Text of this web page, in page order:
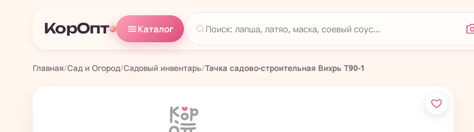
КорОпт Каталог
Главная/Сад и Огород/Садовый инвентарь/Тачка садово-строительная Вихрь Т90-1